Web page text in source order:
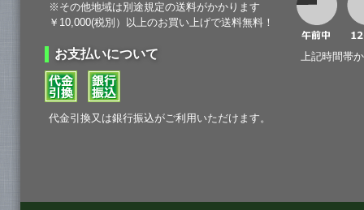
※その他地域は別途規定の送料がかかります
￥10,000(税別）以上のお買い上げで送料無料！
お支払いについて
代金引換又は銀行振込がご利用いただけます。
上記時間帯